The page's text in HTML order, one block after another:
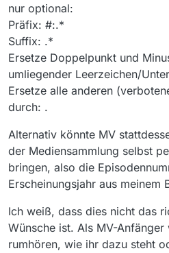
nur optional:
Präfix: #:.*
Suffix: .*
Ersetze Doppelpunkt und
umliegender Leerzeichen/
Ersetze alle anderen
durch: .
Alternativ könnte MV
der Mediensammlung selbst
bringen, also die
Erscheinungsjahr aus meinem
Ich weiß, dass dies nicht das
Wünsche ist. Als MV-
rumhören, wie ihr dazu steht